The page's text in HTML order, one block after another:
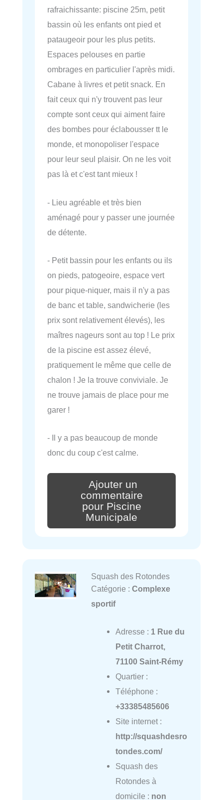
rafraichissante: piscine 25m, petit
bassin où les enfants ont pied et
pataugeoir pour les plus petits.
Espaces pelouses en partie
ombrages en particulier l'après midi.
Cabane à livres et petit snack. En
fait ceux qui n'y trouvent pas leur
compte sont ceux qui aiment faire
des bombes pour éclabousser tt le
monde, et monopoliser l'espace
pour leur seul plaisir. On ne les voit
pas là et c'est tant mieux !
- Lieu agréable et très bien
aménagé pour y passer une journée
de détente.
- Petit bassin pour les enfants ou ils
on pieds, patogeoire, espace vert
pour pique-niquer, mais il n'y a pas
de banc et table, sandwicherie (les
prix sont relativement élevés), les
maîtres nageurs sont au top ! Le prix
de la piscine est assez élevé,
pratiquement le même que celle de
chalon ! Je la trouve conviviale. Je
ne trouve jamais de place pour me
garer !
- Il y a pas beaucoup de monde
donc du coup c'est calme.
Ajouter un
commentaire
pour Piscine
Municipale
Squash des Rotondes
Catégorie : Complexe
sportif
Adresse : 1 Rue du
Petit Charrot,
71100 Saint-Rémy
Quartier :
Téléphone :
+33385485606
Site internet :
http://squashdesro
tondes.com/
Squash des
Rotondes à
domicile : non